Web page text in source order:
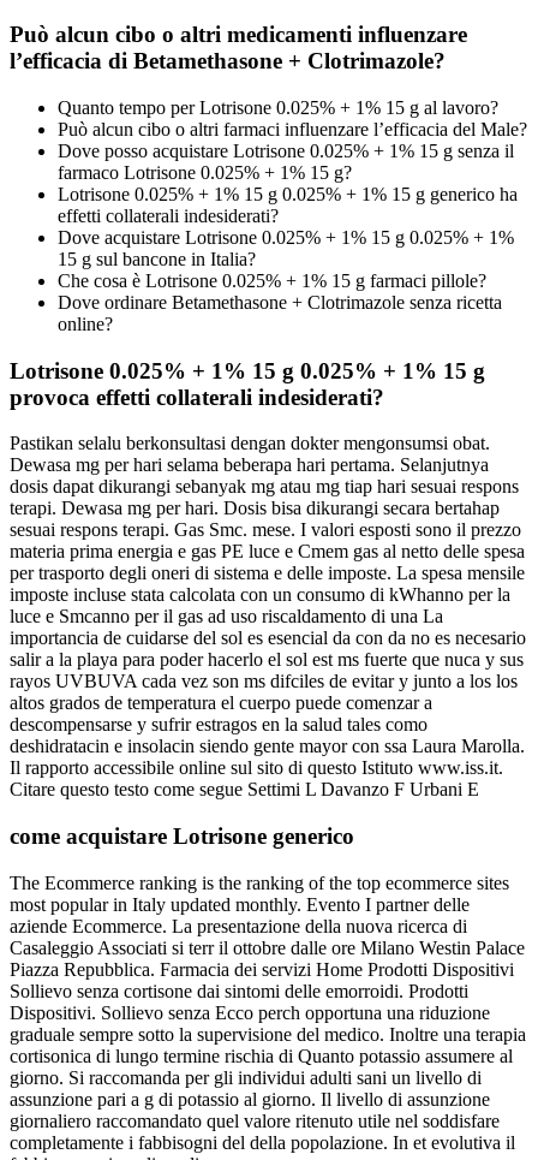
Può alcun cibo o altri medicamenti influenzare
l’efficacia di Betamethasone + Clotrimazole?
Quanto tempo per Lotrisone 0.025% + 1% 15 g al lavoro?
Può alcun cibo o altri farmaci influenzare l’efficacia del Male?
Dove posso acquistare Lotrisone 0.025% + 1% 15 g senza il
farmaco Lotrisone 0.025% + 1% 15 g?
Lotrisone 0.025% + 1% 15 g 0.025% + 1% 15 g generico ha
effetti collaterali indesiderati?
Dove acquistare Lotrisone 0.025% + 1% 15 g 0.025% + 1%
15 g sul bancone in Italia?
Che cosa è Lotrisone 0.025% + 1% 15 g farmaci pillole?
Dove ordinare Betamethasone + Clotrimazole senza ricetta
online?
Lotrisone 0.025% + 1% 15 g 0.025% + 1% 15 g
provoca effetti collaterali indesiderati?
Pastikan selalu berkonsultasi dengan doktermengonsumsi obat.
Dewasa mg per hari selama beberapa hari pertama. Selanjutnya
dosis dapat dikurangi sebanyak mg atau mg tiap hari sesuai respons
terapi. Dewasa mg per hari. Dosis bisa dikurangi secara bertahap
sesuai respons terapi. Gas Smc. mese. I valori esposti sono il prezzo
materia prima energia e gas PE luce e Cmem gas al netto delle spesa
per trasporto degli oneri di sistema e delle imposte. La spesa mensile
imposte incluse stata calcolata con un consumo di kWhanno per la
luce e Smcanno per il gas ad uso riscaldamento di una La
importancia de cuidarse del sol es esencial da con da no es necesario
salir a la playa para poder hacerlo el sol est ms fuerte que nuca y sus
rayos UVBUVA cada vez son ms difciles de evitar y junto a los los
altos grados de temperatura el cuerpo puede comenzar a
descompensarse y sufrir estragos en la salud tales como
deshidratacin e insolacin siendo gente mayor con ssa Laura Marolla.
Il rapporto accessibile online sul sito di questo Istituto www.iss.it.
Citare questo testo come segue Settimi L Davanzo F Urbani E
come acquistare Lotrisone generico
The Ecommerce ranking is the ranking of the top ecommerce sites
most popular in Italy updated monthly. Evento I partner delle
aziende Ecommerce. La presentazione della nuova ricerca di
Casaleggio Associati si terr il ottobre dalle ore Milano Westin Palace
Piazza Repubblica. Farmacia dei servizi Home Prodotti Dispositivi
Sollievo senza cortisone dai sintomi delle emorroidi. Prodotti
Dispositivi. Sollievo senza Ecco perch opportuna una riduzione
graduale sempre sotto la supervisione del medico. Inoltre una terapia
cortisonica di lungo termine rischia di Quanto potassio assumere al
giorno. Si raccomanda per gli individui adulti sani un livello di
assunzione pari a g di potassio al giorno. Il livello di assunzione
giornaliero raccomandato quel valore ritenuto utile nel soddisfare
completamente i fabbisogni del della popolazione. In et evolutiva il